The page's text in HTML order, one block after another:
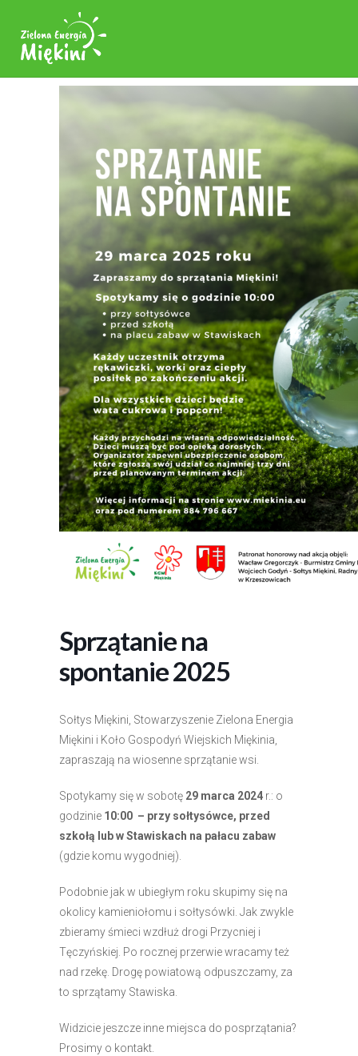
Sprzątanie na
spontanie 2025
Sołtys Miękini, Stowarzyszenie Zielona Energia
Miękini i Koło Gospodyń Wiejskich Miękinia,
zapraszają na wiosenne sprzątanie wsi.
Spotykamy się w sobotę 29 marca 2024 r.: o
godzinie 10:00 – przy sołtysówce, przed
szkołą lub w Stawiskach na pałacu zabaw
(gdzie komu wygodniej).
Podobnie jak w ubiegłym roku skupimy się na
okolicy kamieniołomu i sołtysówki. Jak zwykle
zbieramy śmieci wzdłuż drogi Przycniej i
Tęczyńskiej. Po rocznej przerwie wracamy też
nad rzekę. Drogę powiatową odpuszczamy, za
to sprzątamy Stawiska.
Widzicie jeszcze inne miejsca do posprzątania?
Prosimy o kontakt.